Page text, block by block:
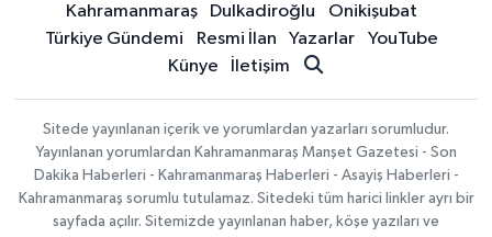
Kahramanmaraş Dulkadiroğlu
Onikişubat
Türkiye Gündemi
Resmi İlan Yazarlar
YouTube
Künye
İletişim
Sitede yayınlanan içerik ve yorumlardan yazarları sorumludur.
Yayınlanan yorumlardan Kahramanmaraş Manşet Gazetesi - Son
Dakika Haberleri - Kahramanmaraş Haberleri - Asayiş Haberleri -
Kahramanmaraş sorumlu tutulamaz. Sitedeki tüm harici linkler ayrı bir
sayfada açılır. Sitemizde yayınlanan haber, köşe yazıları ve